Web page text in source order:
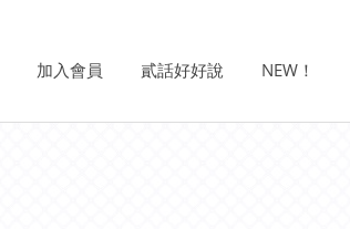
加入會員 貳話好好說 NEW！